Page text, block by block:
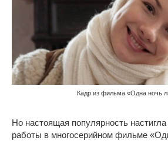
Кадр из фильма «Одна ночь
Но настоящая популярность
работы в многосерийном фильме